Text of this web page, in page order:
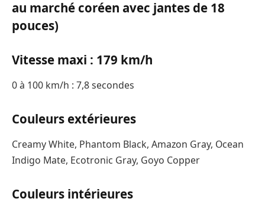
au marché coréen avec jantes de 18
pouces)
Vitesse maxi : 179 km/h
0 à 100 km/h : 7,8 secondes
Couleurs extérieures
Creamy White, Phantom Black, Amazon Gray, Ocean
Indigo Mate, Ecotronic Gray, Goyo Copper
Couleurs intérieures